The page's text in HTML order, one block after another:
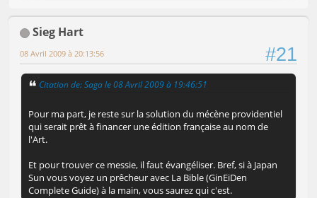
Sieg Hart
#21
08 Avril 2009 à 20:13:56
Citation de: Saga le 08 Avril 2009 à 19:46:51
Pour ma part, je reste sur la solution du mécène providentiel
qui serait prêt à financer une édition française au nom de
l'Art.
Et pour trouver ce messie, il faut évangéliser. Bref, si à Japan
Sun vous voyez un prêcheur avec La Bible (GinEiDen
Complete Guide) à la main, vous saurez qui c'est.